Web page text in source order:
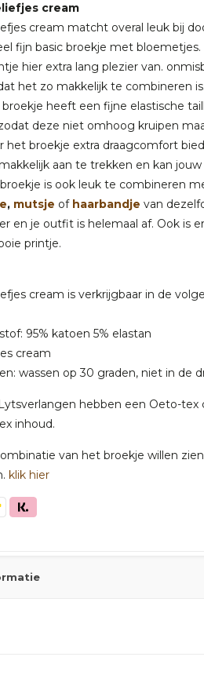
cream
cream matcht overal leuk bij
fijn basic broekje met
hier extra lang plezier van.
het zo makkelijk te combineren
heeft een fijne elastische
deze niet omhoog kruipen
het broekje extra draagcomfort
aan te trekken en kan jouw
is ook leuk te combineren
, mutsje of haarbandje van
en je outfit is helemaal af. Ook is
printje.
cream is verkrijgbaar in de
95% katoen 5% elastan
cream
wassen op 30 graden, niet in de
hebben een Oeto-tex
inhoud.
van het broekje willen
klik hier